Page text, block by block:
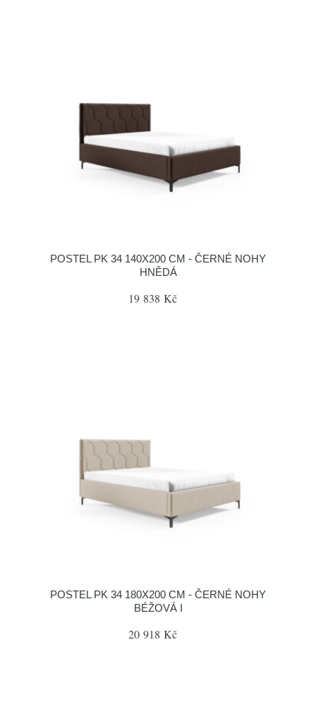
POSTEL PK 34 140X200 CM - ČERNÉ NOHY
HNĚDÁ
19 838 Kč
POSTEL PK 34 180X200 CM - ČERNÉ NOHY
BÉŽOVÁ I
20 918 Kč